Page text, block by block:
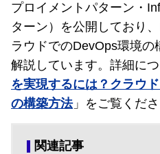
プロイメントパターン・
ターン）を公開しており
ラウドでのDevOps環境の
解説しています。詳細に
を実現するには？クラウ
の構築方法」をご覧くださ
関連記事